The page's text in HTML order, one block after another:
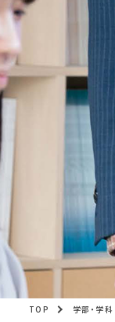
TOP 学部・学科